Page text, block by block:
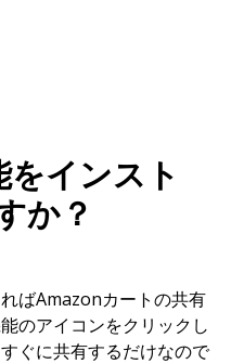
をインスト
か？
ばAmazonカートの共有
のアイコンをクリックし
ぐに共有するだけなので